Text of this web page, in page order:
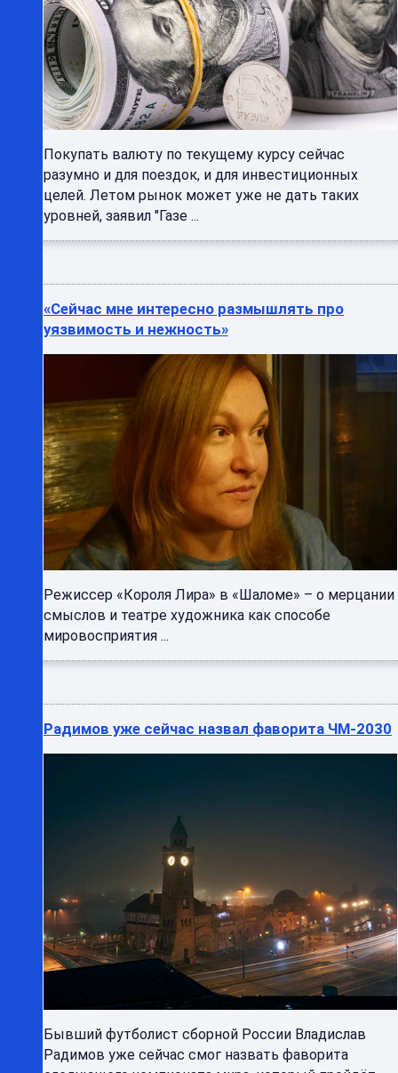
Покупать валюту по текущему курсу сейчас
разумно и для поездок, и для инвестиционных
целей. Летом рынок может уже не дать таких
уровней, заявил "Газе ...
«Сейчас мне интересно размышлять про
уязвимость и нежность»
Режиссер «Короля Лира» в «Шаломе» – о мерцании
смыслов и театре художника как способе
мировосприятия ...
Радимов уже сейчас назвал фаворита ЧМ-2030
Бывший футболист сборной России Владислав
Радимов уже сейчас смог назвать фаворита